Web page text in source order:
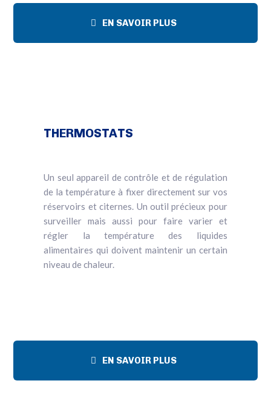
EN SAVOIR PLUS
THERMOSTATS
Un seul appareil de contrôle et de régulation
de la température à fixer directement sur vos
réservoirs et citernes. Un outil précieux pour
surveiller mais aussi pour faire varier et
régler la température des liquides
alimentaires qui doivent maintenir un certain
niveau de chaleur.
EN SAVOIR PLUS